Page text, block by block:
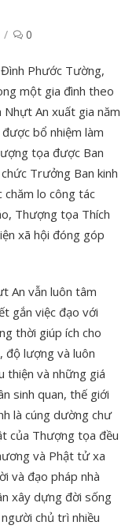
0
Phước Tường,
một gia đình theo
An xuất gia năm
bổ nhiệm làm
tọa được Ban
Trưởng Ban kinh
chăm lo công tác
Thượng tọa Thích
xã hội đóng góp
An vẫn luôn tâm
gắn việc đạo với
thời giúp ích cho
độ lượng và luôn
thiện và những giá
sinh quan, thế giới
là cúng dường chư
của Thượng tọa đều
và Phật tử xa
và đạo pháp nhà
xây dựng đời sống
chủ trì nhiều